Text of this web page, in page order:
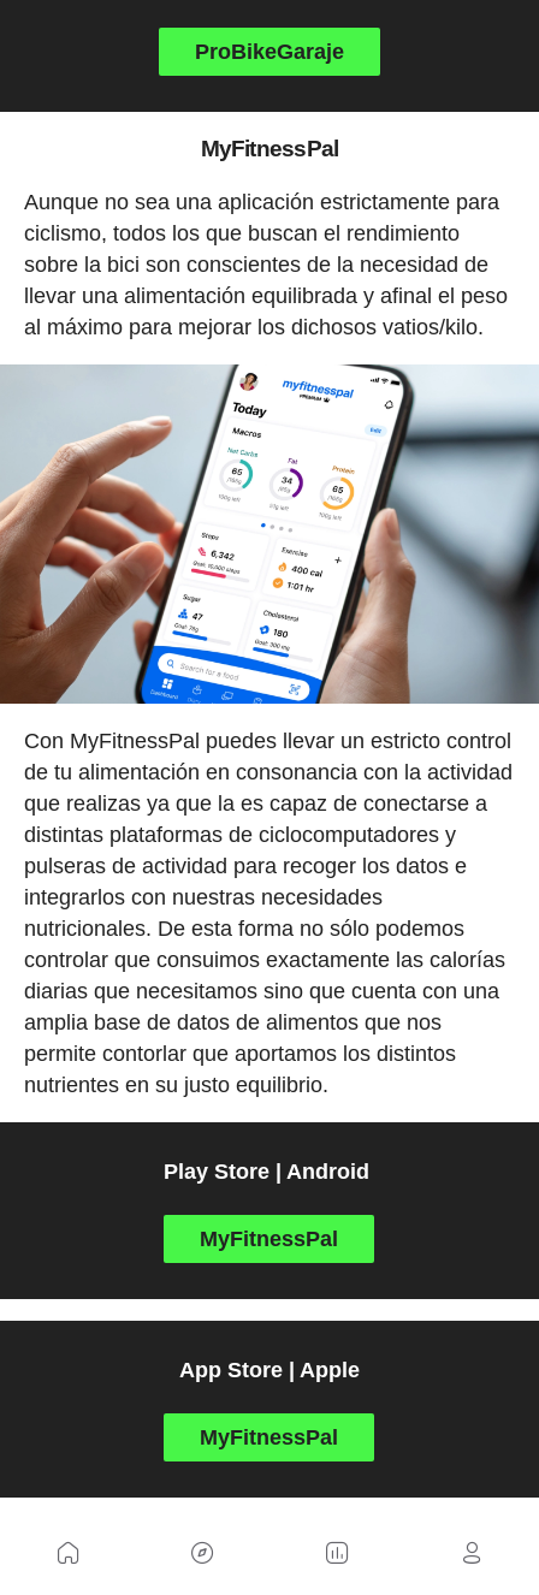
ProBikeGaraje
MyFitnessPal
Aunque no sea una aplicación estrictamente para
ciclismo, todos los que buscan el rendimiento
sobre la bici son conscientes de la necesidad de
llevar una alimentación equilibrada y afinal el peso
al máximo para mejorar los dichosos vatios/kilo.
Con MyFitnessPal puedes llevar un estricto control
de tu alimentación en consonancia con la actividad
que realizas ya que la es capaz de conectarse a
distintas plataformas de ciclocomputadores y
pulseras de actividad para recoger los datos e
integrarlos con nuestras necesidades
nutricionales. De esta forma no sólo podemos
controlar que consuimos exactamente las calorías
diarias que necesitamos sino que cuenta con una
amplia base de datos de alimentos que nos
permite contorlar que aportamos los distintos
nutrientes en su justo equilibrio.
Play Store | Android
MyFitnessPal
App Store | Apple
MyFitnessPal